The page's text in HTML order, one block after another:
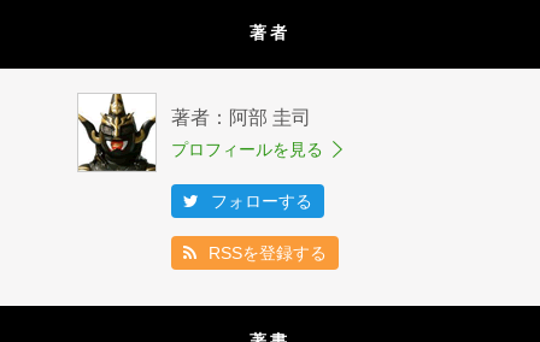
著者
著者：阿部 圭司
プロフィールを見る
フォローする
RSSを登録する